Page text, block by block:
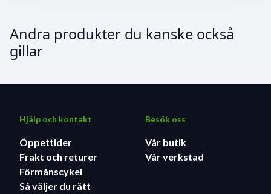
Andra produkter du kanske också
gillar
Hjälp och kontakt
Öppettider
Frakt och returer
Förmånscykel
Så väljer du rätt
Besök oss
Vår butik
Vår verkstad